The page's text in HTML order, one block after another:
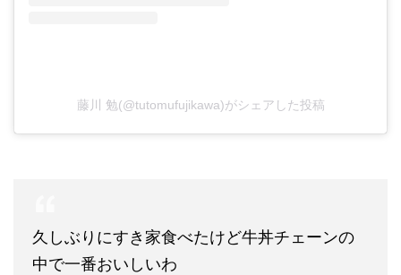
藤川 勉(@tutomufujikawa)がシェアした投稿
久しぶりにすき家食べたけど牛丼チェーンの
中で一番おいしいわ